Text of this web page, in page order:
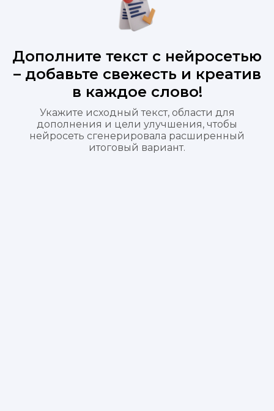
Дополните текст с нейросетью
– добавьте свежесть и креатив
в каждое слово!
Укажите исходный текст, области для
дополнения и цели улучшения, чтобы
нейросеть сгенерировала расширенный
итоговый вариант.